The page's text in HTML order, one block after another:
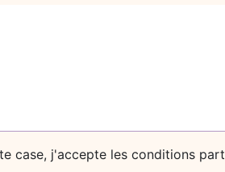
case, j'accepte les conditions